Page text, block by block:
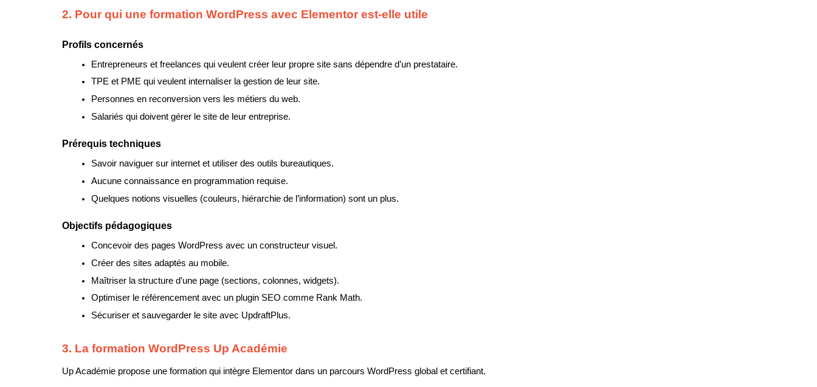
2. Pour qui une formation WordPress avec Elementor est-elle utile
Profils concernés
Entrepreneurs et freelances qui veulent créer leur propre site sans dépendre d’un prestataire.
TPE et PME qui veulent internaliser la gestion de leur site.
Personnes en reconversion vers les métiers du web.
Salariés qui doivent gérer le site de leur entreprise.
Prérequis techniques
Savoir naviguer sur internet et utiliser des outils bureautiques.
Aucune connaissance en programmation requise.
Quelques notions visuelles (couleurs, hiérarchie de l’information) sont un plus.
Objectifs pédagogiques
Concevoir des pages WordPress avec un constructeur visuel.
Créer des sites adaptés au mobile.
Maîtriser la structure d’une page (sections, colonnes, widgets).
Optimiser le référencement avec un plugin SEO comme Rank Math.
Sécuriser et sauvegarder le site avec UpdraftPlus.
3. La formation WordPress Up Académie
Up Académie propose une formation qui intègre Elementor dans un parcours WordPress global et certifiant.